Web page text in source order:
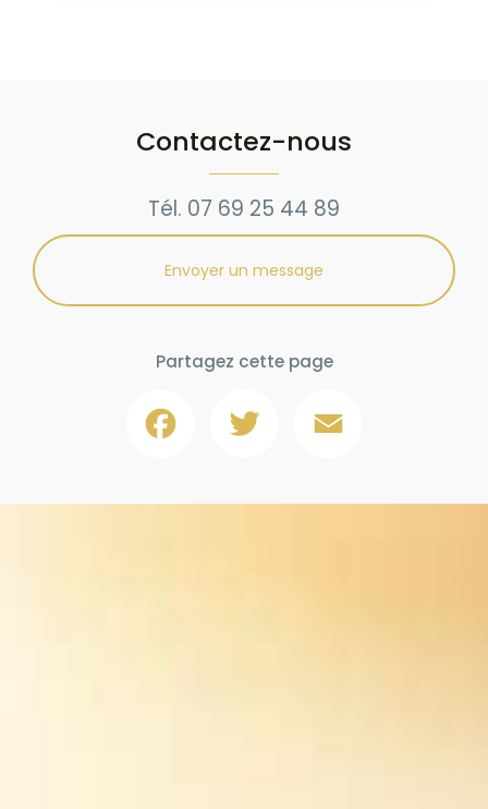
Contactez-nous
Tél. 07 69 25 44 89
Envoyer un message
Partagez cette page